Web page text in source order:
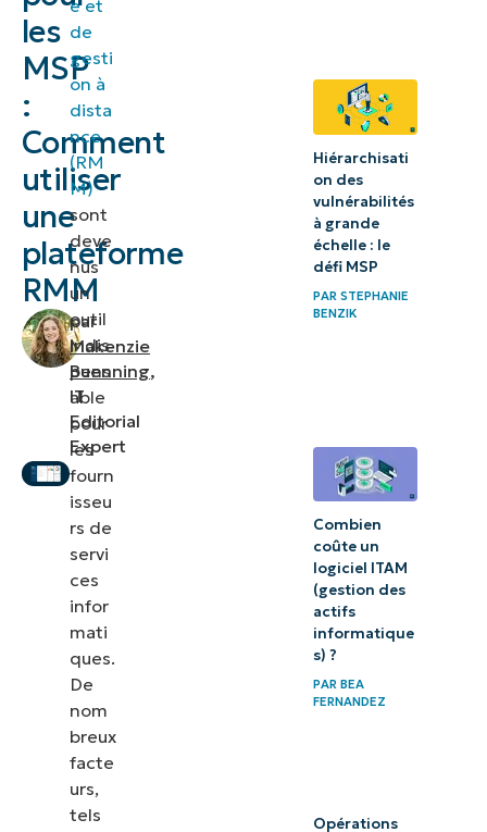
les
MSP
:
Comment
utiliser
une
plateforme
RMM
par
Makenzie
Buenning,
IT
Editorial
Expert
Quelle est
l’importance
Comment
RMM ?
des
doivent
e et
de
gesti
on à
dista
nce
(RM
M)
sont
deve
nus
un
outil
indis
pens
able
pour
les
fourn
isseu
rs de
servi
ces
infor
mati
ques.
De
nom
breux
facte
urs,
tels
Hiérarchisati
on des
vulnérabilités
à grande
échelle : le
défi MSP
PARSTEPHANIE
BENZIK
Combien
coûte un
logiciel ITAM
(gestion des
actifs
informatique
s) ?
PARBEA
FERNANDEZ
Opérations